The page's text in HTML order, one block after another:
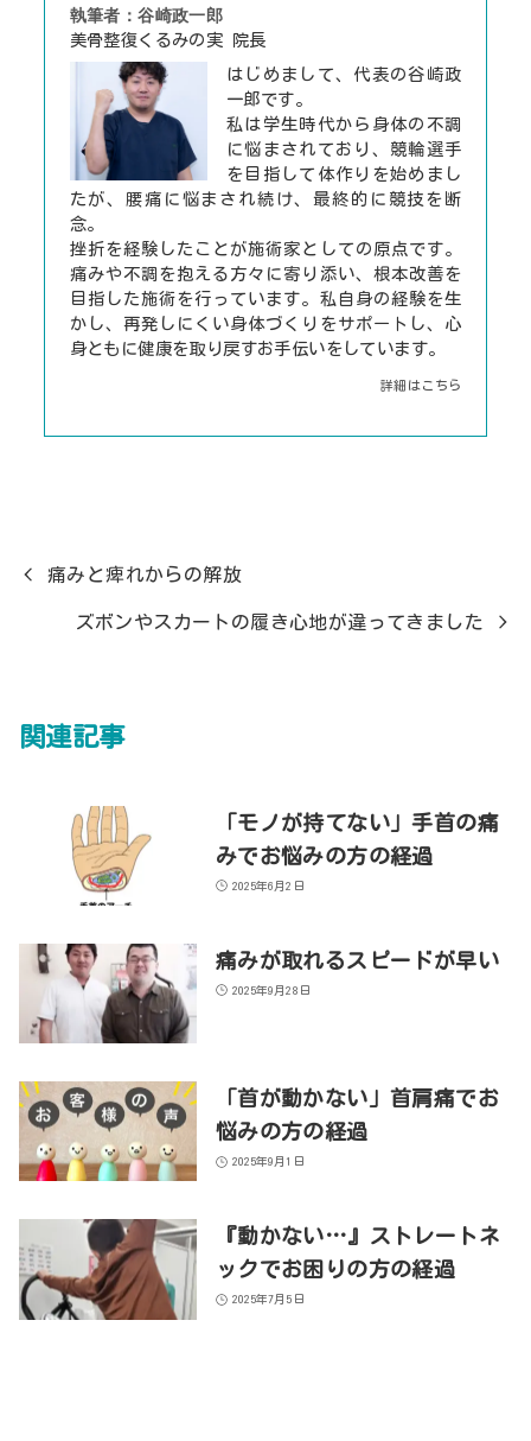
執筆者：谷崎政一郎
美骨整復くるみの実 院長
はじめまして、代表の谷崎政
一郎です。
私は学生時代から身体の不調
に悩まされており、競輪選手
を目指して体作りを始めまし
たが、腰痛に悩まされ続け、最終的に競技を断
念。
挫折を経験したことが施術家としての原点です。
痛みや不調を抱える方々に寄り添い、根本改善を
目指した施術を行っています。私自身の経験を生
かし、再発しにくい身体づくりをサポートし、心
身ともに健康を取り戻すお手伝いをしています。
詳細はこちら
痛みと痺れからの解放
ズボンやスカートの履き心地が違ってきました
関連記事
「モノが持てない」手首の痛
みでお悩みの方の経過
2025年6月2日
痛みが取れるスピードが早い
2025年9月28日
「首が動かない」首肩痛でお
悩みの方の経過
2025年9月1日
『動かない…』ストレートネ
ックでお困りの方の経過
2025年7月5日